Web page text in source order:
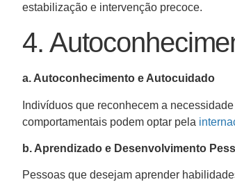
estabilização e intervenção precoce.
4.
a. Autoconhecimento e Autocuidado
Indivíduos que reconhecem a
comportamentais podem optar pela
b. Aprendizado e Desenvolvimento
Pessoas que desejam aprender